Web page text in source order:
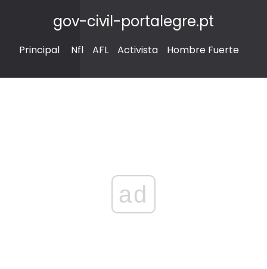
gov-civil-portalegre.pt
Principal Nfl AFL Activista Hombre Fuerte
ad